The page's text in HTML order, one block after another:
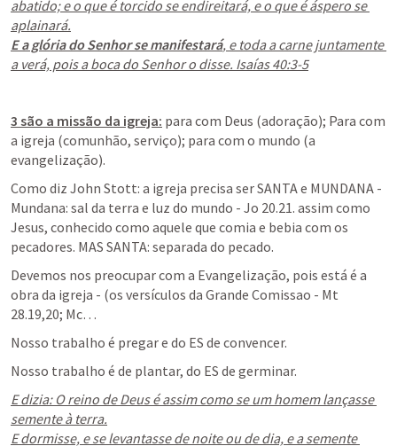
abatido; e o que é torcido se endireitará, e o que é áspero se
E a glória do Senhor se manifestará, e toda a carne juntamente
a verá, pois a boca do Senhor o disse. Isaías 40:3-5
3 são a missão da igreja: para com Deus (adoração); Para com
a igreja (comunhão, serviço); para com o mundo (a
evangelização).
Como diz John Stott: a igreja precisa ser SANTA e MUNDANA -
Mundana: sal da terra e luz do mundo - Jo 20.21. assim como
Jesus, conhecido como aquele que comia e bebia com os
pecadores. MAS SANTA: separada do pecado.
Devemos nos preocupar com a Evangelização, pois está é a
obra da igreja - (os versículos da Grande Comissao - Mt
28.19,20; Mc…
Nosso trabalho é pregar e do ES de convencer.
Nosso trabalho é de plantar, do ES de germinar.
E dizia: O reino de Deus é assim como se um homem lançasse
semente à terra.
E dormisse, e se levantasse de noite ou de dia, e a semente